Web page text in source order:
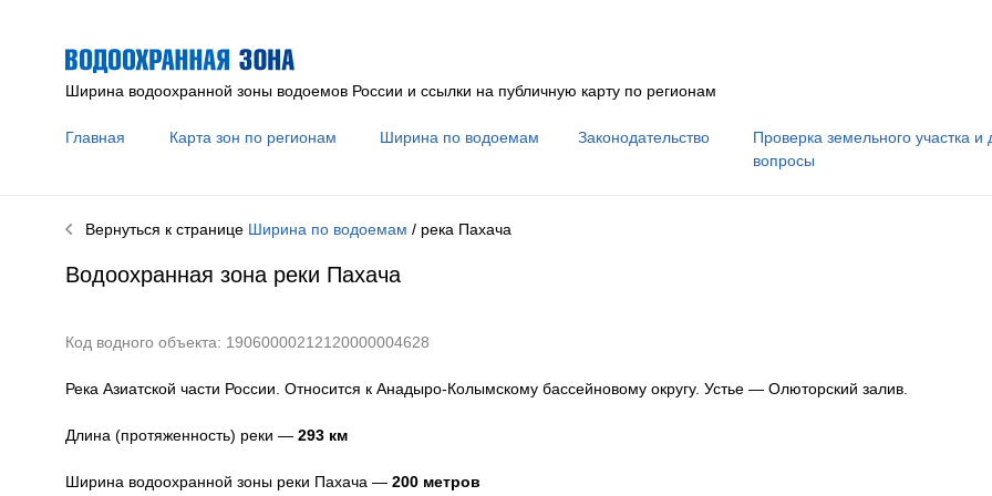
Ширина водоохранной зоны водоемов России и ссылки на публичную карту по регионам
Главная Карта зон по регионам Ширина по водоемам Законодательство
Проверка земельного участка и
вопросы
Вернуться к странице Ширина по водоемам / рекаПахача
Водоохранная зона реки Пахача
Код водного объекта: 19060000212120000004628
Река Азиатской части России. Относится к Анадыро-Колымскому бассейновому округу. Устье — Олюторский залив.
Длина (протяженность) реки — 293км
Ширина водоохранной зоны реки Пахача — 200 метров